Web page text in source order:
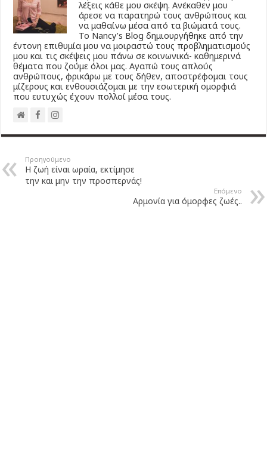
λέξεις κάθε μου σκέψη. Ανέκαθεν μου
άρεσε να παρατηρώ τους ανθρώπους και
να μαθαίνω μέσα από τα βιώματά τους.
Το Νancy’s Βlog δημιουργήθηκε από την
έντονη επιθυμία μου να μοιραστώ τους προβληματισμούς
μου και τις σκέψεις μου πάνω σε κοινωνικά- καθημερινά
θέματα που ζούμε όλοι μας. Αγαπώ τους απλούς
ανθρώπους, φρικάρω με τους δήθεν, αποστρέφομαι τους
μίζερους και ενθουσιάζομαι με την εσωτερική ομορφιά
που ευτυχώς έχουν πολλοί μέσα τους.
Προηγούμενο
Η ζωή είναι ωραία, εκτίμησε
την και μην την προσπερνάς!
Επόμενο
Αρμονία για όμορφες ζωές..